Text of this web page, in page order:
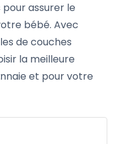
assurer le
bébé. Avec
de couches
la meilleure
et pour votre